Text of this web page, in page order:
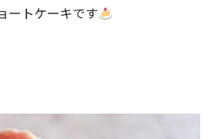
ートケーキです